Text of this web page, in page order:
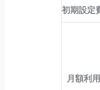
初期設定
月額利